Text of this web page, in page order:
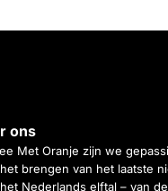
ons
Met Oranje zijn we
brengen van het laatste
Nederlands elftal – van